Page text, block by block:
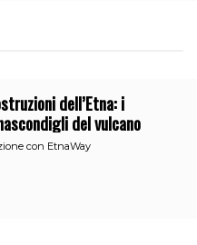
dell’Etna: i
del vulcano
con EtnaWay